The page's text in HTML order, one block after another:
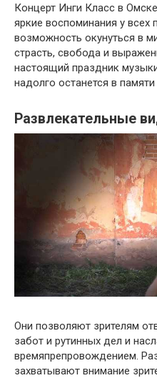
Концерт Инги Класс в
яркие воспоминания у всех
возможность окунуться в
страсть, свобода и
настоящий праздник
надолго останется в памяти
Развлекательные
Они позволяют зрителям
забот и рутинных дел и
времяпрепровождением.
захватывают внимание